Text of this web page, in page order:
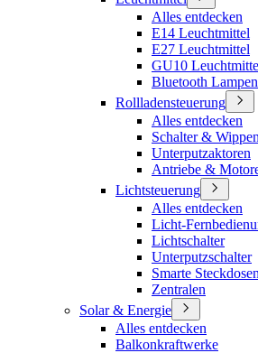
Alles entdecken
E14 Leuchtmittel
E27 Leuchtmittel
GU10
Bluetooth Lampen
Rollladensteuerung
Alles entdecken
Schalter & Wippen
Unterputzaktoren
Antriebe &
Lichtsteuerung
Alles entdecken
Licht-
Lichtschalter
Unterputzschalter
Smarte Steckdosen
Zentralen
Solar & Energie
Alles entdecken
Balkonkraftwerke